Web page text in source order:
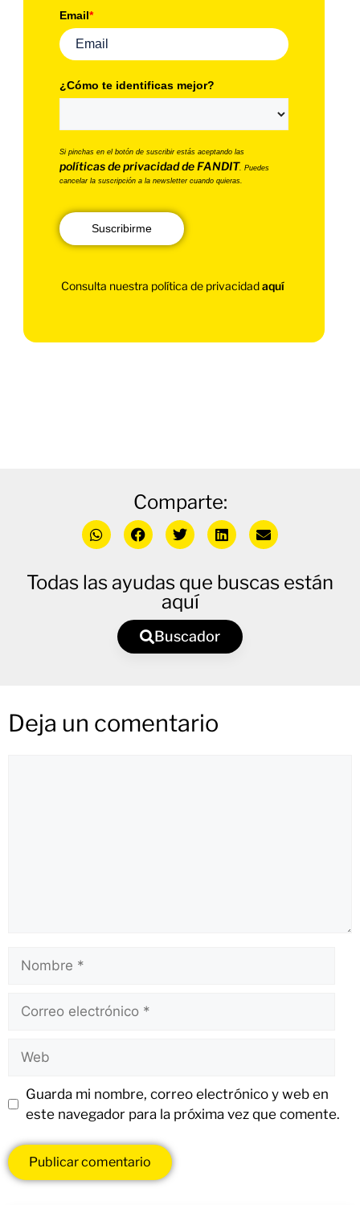
Email*
¿Cómo te identificas mejor?
Si pinchas en el botón de suscribir estás aceptando las
políticas de privacidad de FANDIT . Puedes
cancelar la suscripción a la newsletter cuando quieras.
Suscribirme
Consulta nuestra política de privacidadaquí
Comparte:
Todas las ayudas que buscas están
aquí
Buscador
Deja un comentario
Guarda mi nombre, correo electrónico y web en
este navegador para la próxima vez que comente.